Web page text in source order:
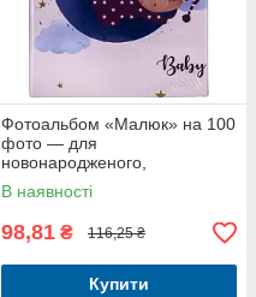
Фотоальбом «Малюк» на 100
фото — для
новонародженого,
випадковий дизайн
В наявності
98,81 ₴ 116,25 ₴
Купити